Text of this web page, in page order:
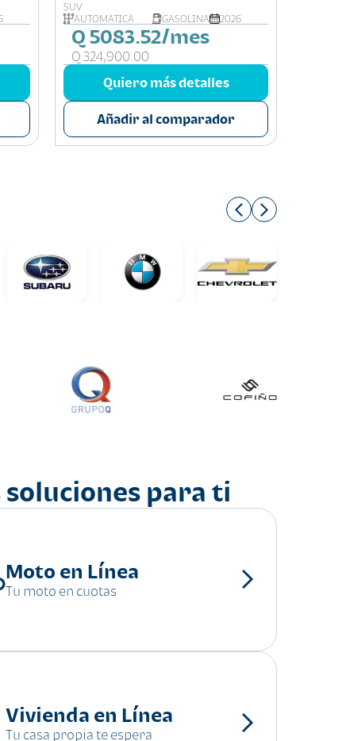
SUV
AUTOMÁTICA
GASOLINA 2026
Q 5083.52/mes
Q 324,900.00
Quiero más detalles
Añadir al comparador
soluciones para ti
Moto en Línea
Tu moto en cuotas
Vivienda en Línea
Tu casa propia te espera